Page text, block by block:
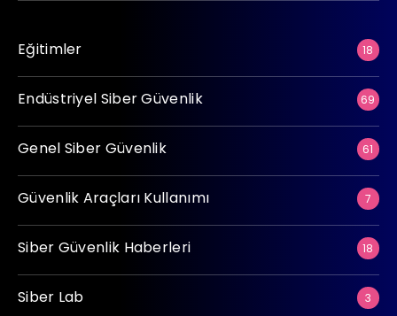
Eğitimler 18
Endüstriyel Siber Güvenlik 69
Genel Siber Güvenlik 61
Güvenlik Araçları Kullanımı 7
Siber Güvenlik Haberleri 18
Siber Lab 3